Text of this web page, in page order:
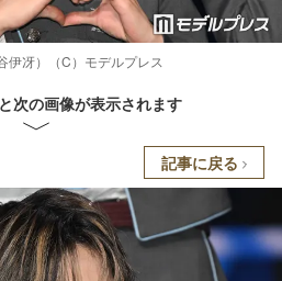
伊冴）（C）モデルプレス
次の画像が表示されます
記事に戻る